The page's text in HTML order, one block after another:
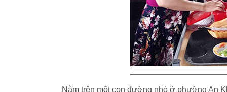
Nằm trên một con đường nhỏ ở phường An